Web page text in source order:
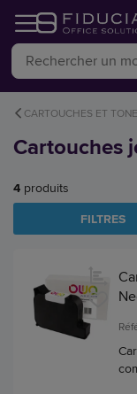
CARTOUCHES ET
Cartouches
4 produits
FILTRES